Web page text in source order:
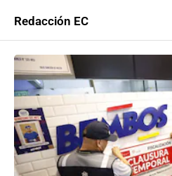
Redacción EC